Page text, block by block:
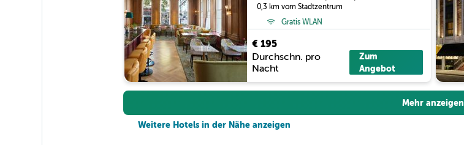
0,3 km vom Stadtzentrum
Gratis WLAN
€ 195
Durchschn. pro
Nacht
Zum
Angebot
Mehr anzeigen
Weitere Hotels in der Nähe anzeigen